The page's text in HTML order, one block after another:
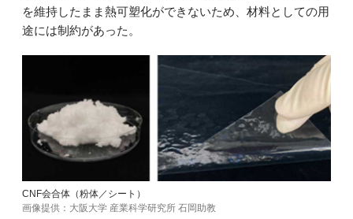
を維持したまま熱可塑化ができないため、材料としての用
途には制約があった。
CNF会合体（粉体／シート）
画像提供：大阪大学 産業科学研究所 石岡助教